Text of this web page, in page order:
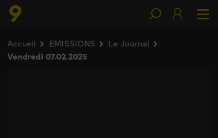
Accueil EMISSIONS
Le Journal
Vendredi 07.02.2025